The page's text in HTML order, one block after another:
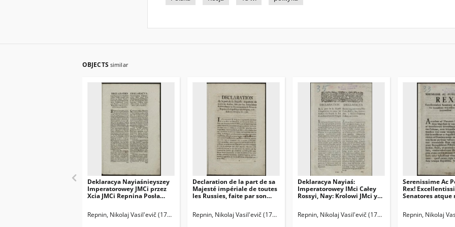
OBJECTS similar
Deklaracya Nayiaśnieyszey
Imperatorowey JMCi przez
Xcia JMCi Repnina Posła
Rzeczypospolitey Polskiey
Repnin, Nikolaj Vasil'evič (1734-1801)
Declaration de la part de sa
Majesté impériale de toutes
les Russies, faite par son
de Repnin à la République
Repnin, Nikolaj Vasil'evič (1734-1801)
Deklaracya Nayiaś:
Imperatorowey IMci Całey
Rossyi, Nay: Krolowi JMci y
la part de Sa Majestè
Repnin, Nikolaj Vasil'evič (1734-1801) Panin, Nikita
Serenissime Ac
Rex!
Senatores atque
Repnin, Nikolaj